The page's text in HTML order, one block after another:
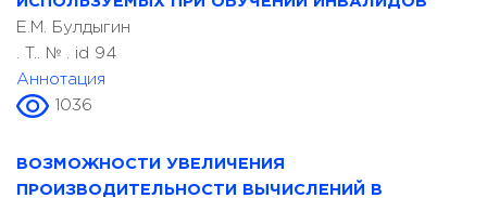
Е.М. Булдыгин
. T.. № . id 94
Аннотация
1036
ВОЗМОЖНОСТИ УВЕЛИЧЕНИЯ
ПРОИЗВОДИТЕЛЬНОСТИ ВЫЧИСЛЕНИЙ В